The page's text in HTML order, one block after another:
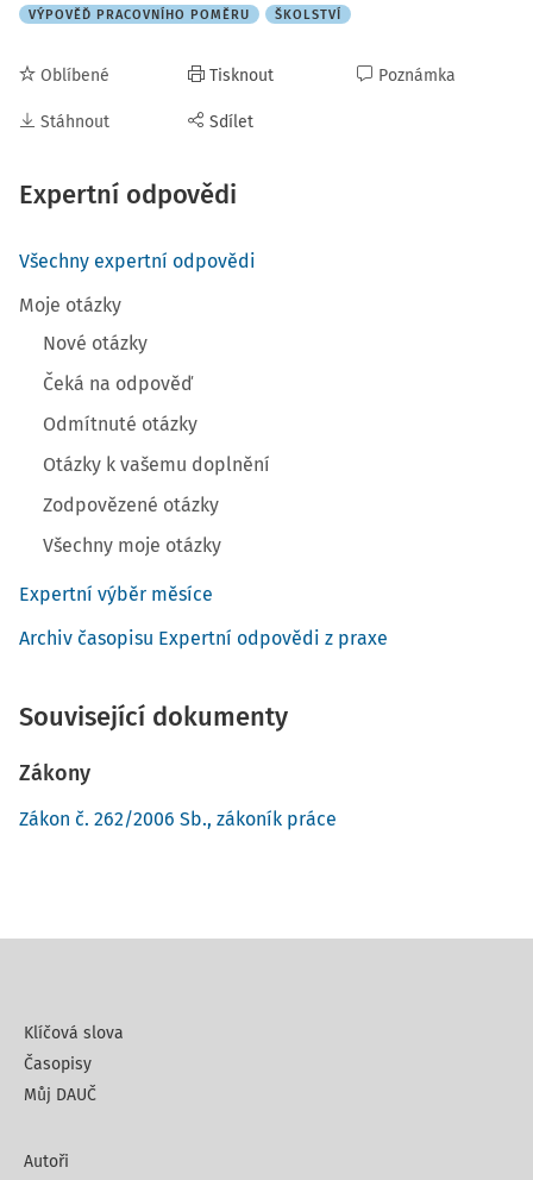
VÝPOVĚĎ PRACOVNÍHO POMĚRU
ŠKOLSTVÍ
Oblíbené
Stáhnout
Tisknout
Sdílet
Poznámka
Expertní odpovědi
Všechny expertní odpovědi
Moje otázky
Nové otázky
Čeká na odpověď
Odmítnuté otázky
Otázky k vašemu doplnění
Zodpovězené otázky
Všechny moje otázky
Expertní výběr měsíce
Archiv časopisu Expertní odpovědi z praxe
Související dokumenty
Zákony
Zákon č. 262/2006 Sb., zákoník práce
Klíčová slova
Časopisy
Můj DAUČ
Autoři